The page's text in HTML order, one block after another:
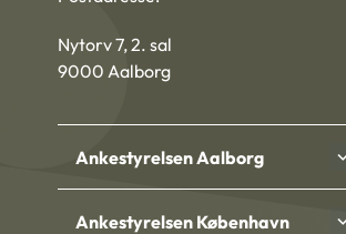
Nytorv 7, 2. sal
9000 Aalborg
Ankestyrelsen Aalborg
Ankestyrelsen København